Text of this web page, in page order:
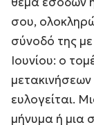
σου,
σύνοδό της
Ιουνίου: ο
ευλογείται.
μήνυμα ή μια